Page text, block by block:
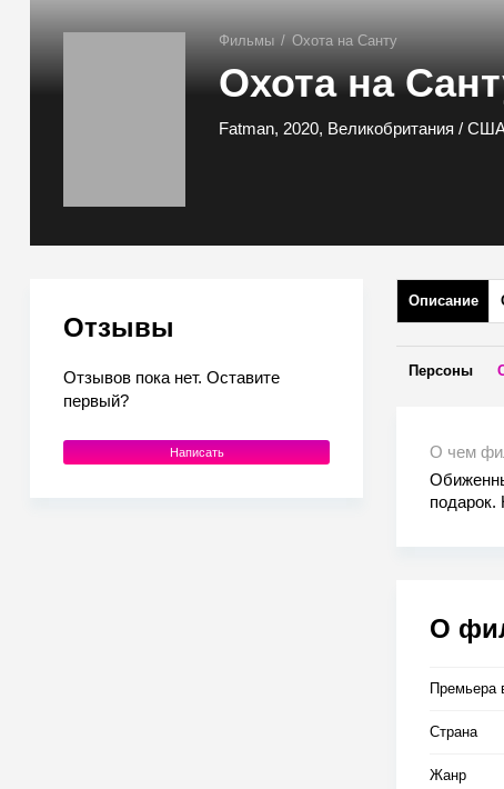
Фильмы / Охота на Санту
Охота на
Fatman, 2020, Великобритания /
Отзывы
Отзывов пока нет. Оставите
первый?
Написать
Описание
Персоны
О чем
подарок.
О
Премьера
Страна
Жанр